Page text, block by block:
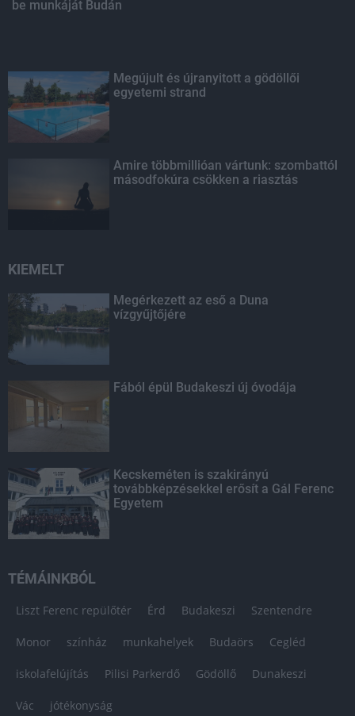
be munkáját Budán
Megújult és újranyitott a gödöllői
egyetemi strand
Amire többmillióan vártunk: szombattól
másodfokúra csökken a riasztás
KIEMELT
Megérkezett az eső a Duna
vízgyűjtőjére
Fából épül Budakeszi új óvodája
Kecskeméten is szakirányú
továbbképzésekkel erősít a Gál Ferenc
Egyetem
TÉMÁINKBÓL
Liszt Ferenc repülőtér Érd Budakeszi Szentendre
Monor színház munkahelyek Budaörs Cegléd
iskolafelújítás Pilisi Parkerdő Gödöllő Dunakeszi
Vác jótékonyság